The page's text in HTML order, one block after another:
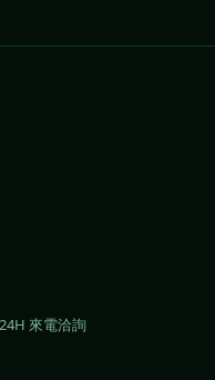
來電洽詢